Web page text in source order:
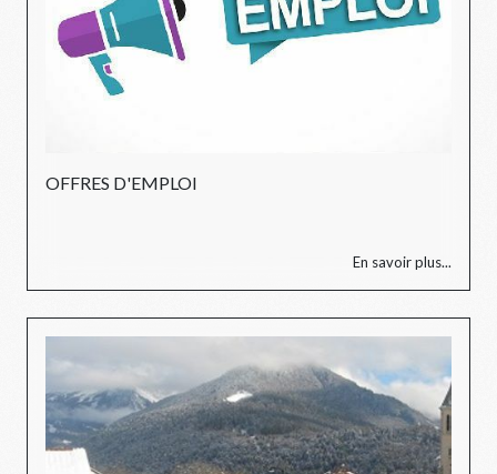
OFFRES D'EMPLOI
En savoir plus...